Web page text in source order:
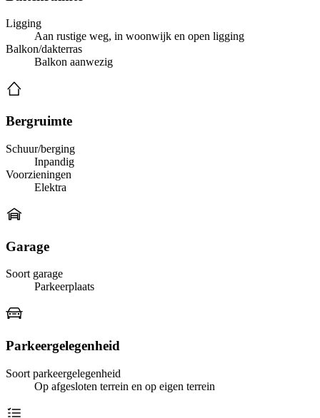
Ligging
Aan rustige weg, in woonwijk en open ligging
Balkon/dakterras
Balkon aanwezig
Bergruimte
Schuur/berging
Inpandig
Voorzieningen
Elektra
Garage
Soort garage
Parkeerplaats
Parkeergelegenheid
Soort parkeergelegenheid
Op afgesloten terrein en op eigen terrein